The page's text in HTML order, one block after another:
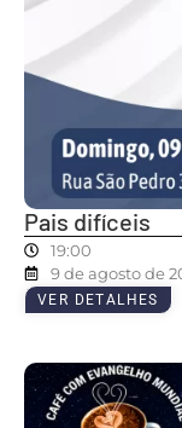
Pais difíceis
19:00
9 de agosto de
VER DETALHES